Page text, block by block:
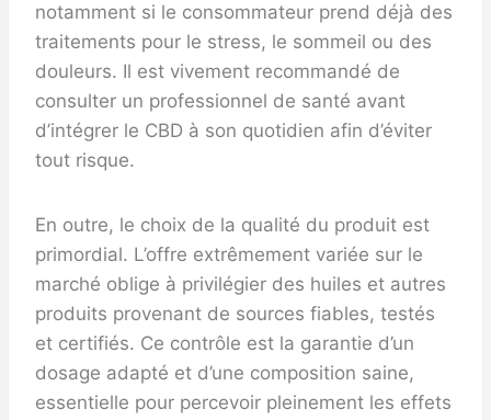
notamment si le consommateur prend déjà des
traitements pour le stress, le sommeil ou des
douleurs. Il est vivement recommandé de
consulter un professionnel de santé avant
d’intégrer le CBD à son quotidien afin d’éviter
tout risque.
En outre, le choix de la qualité du produit est
primordial. L’offre extrêmement variée sur le
marché oblige à privilégier des huiles et autres
produits provenant de sources fiables, testés
et certifiés. Ce contrôle est la garantie d’un
dosage adapté et d’une composition saine,
essentielle pour percevoir pleinement les effets